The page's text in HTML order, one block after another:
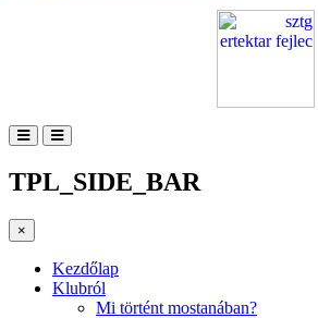
TPL_SIDE_BAR
×
Kezdőlap
Klubról
Mi történt mostanában?